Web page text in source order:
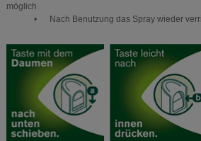
möglich
• Nach Benutzung das Spray wieder